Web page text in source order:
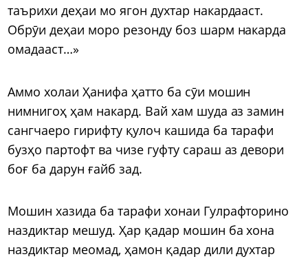
таърихи деҳаи мо ягон духтар накардааст.
Обрӯи деҳаи моро резонду боз шарм накарда
омадааст…»
Аммо холаи Ҳанифа ҳатто ба сӯи мошин
нимнигоҳ ҳам накард. Вай хам шуда аз замин
сангчаеро гирифту қулоч кашида ба тарафи
бузҳо партофт ва чизе гуфту сараш аз девори
боғ ба дарун ғайб зад.
Мошин хазида ба тарафи хонаи Гулрафторино
наздиктар мешуд. Ҳар қадар мошин ба хона
наздиктар меомад, ҳамон қадар дили духтар